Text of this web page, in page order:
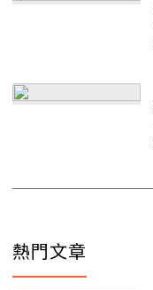
熱門文章